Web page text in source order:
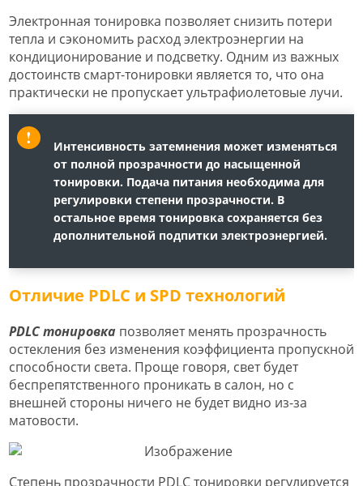
Электронная тонировка позволяет снизить потери
тепла и сэкономить расход электроэнергии на
кондиционирование и подсветку. Одним из важных
достоинств смарт-тонировки является то, что она
практически не пропускает ультрафиолетовые лучи.
Интенсивность затемнения может изменяться
от полной прозрачности до насыщенной
тонировки. Подача питания необходима для
регулировки степени прозрачности. В
остальное время тонировка сохраняется без
дополнительной подпитки электроэнергией.
Отличие PDLC и SPD технологий
PDLC тонировка позволяет менять прозрачность
остекления без изменения коэффициента пропускной
способности света. Проще говоря, свет будет
беспрепятственного проникать в салон, но с
внешней стороны ничего не будет видно из-за
матовости.
Степень прозрачности PDLC тонировки регулируется